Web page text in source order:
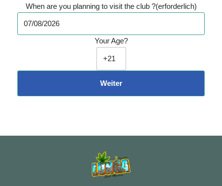
When are you planning to visit the club ?(erforderlich)
Your Age?